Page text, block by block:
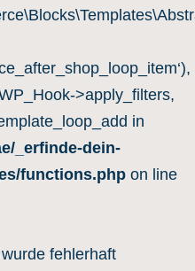
>apply_filters,
in
_erfinde-dein-
functions.php on line
fehlerhaft